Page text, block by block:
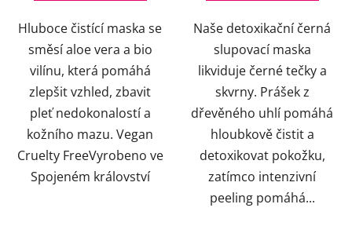
Hluboce čistící maska se
směsí aloe vera a bio
vilínu, která pomáhá
zlepšit vzhled, zbavit
pleť nedokonalostí a
kožního mazu. Vegan
Cruelty FreeVyrobeno ve
Spojeném království
Naše detoxikační černá
slupovací maska
likviduje černé tečky a
skvrny. Prášek z
dřevěného uhlí pomáhá
hloubkově čistit a
detoxikovat pokožku,
zatímco intenzivní
peeling pomáhá...